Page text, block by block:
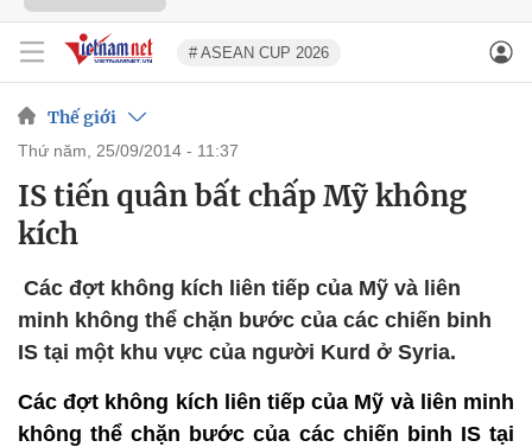
# ASEAN CUP 2026
Thế giới
thứ năm, 25/09/2014 - 11:37
IS tiến quân bất chấp Mỹ không
kích
Các đợt không kích liên tiếp của Mỹ và liên
minh không thể chặn bước của các chiến binh
IS tại một khu vực của người Kurd ở Syria.
Các đợt không kích liên tiếp của Mỹ và liên minh
không thể chặn bước của các chiến binh IS tại